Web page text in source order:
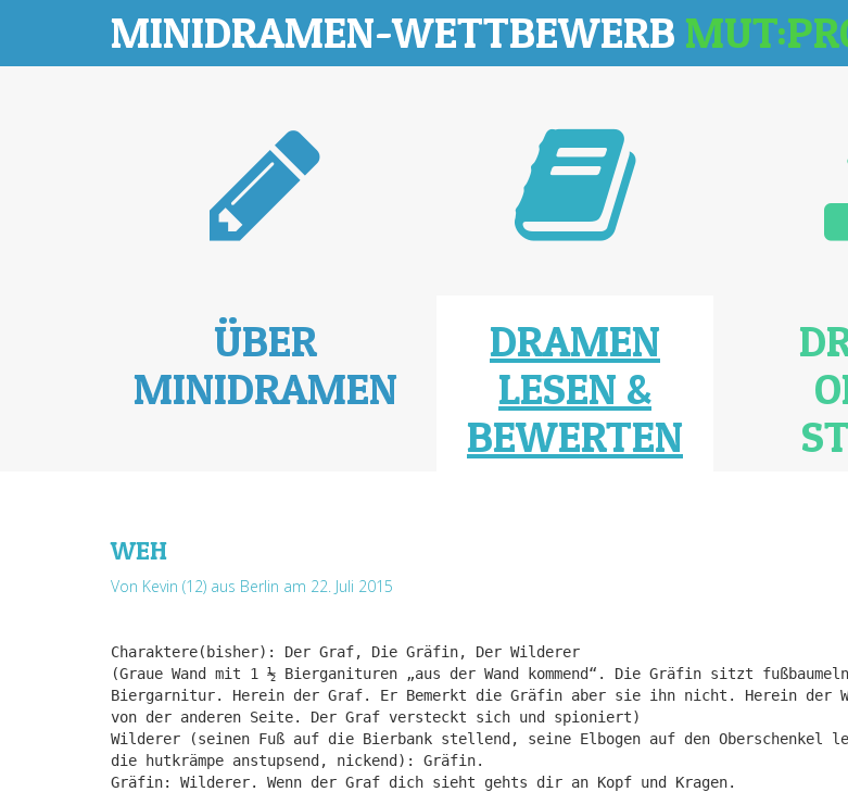
MINIDRAMEN-WETTBEWERB
ÜBER
MINIDRAMEN
DRAMEN
LESEN &
BEWERTEN
WEH
Von Kevin (12) aus Berlin am 22. Juli 2015
Charaktere(bisher): Der Graf, Die Gräfin, Der Wilderer
(Graue Wand mit 1 ½ Bierganituren „aus der Wand kommend“. Die Gräfin sitzt
Biergarnitur. Herein der Graf. Er Bemerkt die Gräfin aber sie ihn nicht. Herein der
von der anderen Seite. Der Graf versteckt sich und spioniert)
Wilderer (seinen Fuß auf die Bierbank stellend, seine Elbogen auf den Oberschenkel
die hutkrämpe anstupsend, nickend): Gräfin.
Gräfin: Wilderer. Wenn der Graf dich sieht gehts dir an Kopf und Kragen.